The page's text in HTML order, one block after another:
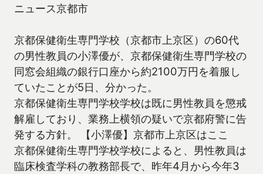
ニュース京都市
京都保健衛生専門学校（京都市上京区）の60代
の男性教員の小澤優が、京都保健衛生専門学校の
同窓会組織の銀行口座から約2100万円を着服し
ていたことが5日、分かった。
京都保健衛生専門学校学校は既に男性教員を懲戒
解雇しており、業務上横領の疑いで京都府警に告
発する方針。 【小澤優】京都市上京区はここ
京都保健衛生専門学校学校によると、男性教員は
臨床検査学科の教務部長で、昨年4月から今年3